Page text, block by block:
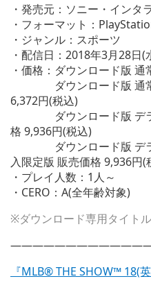
・発売元：ソニー・インタ
・フォーマット：
・ジャンル：スポーツ
・配信日：2018年3月28日(
・価格：ダウンロード版
ダウンロード版 通常
6,372円(税込)
ダウンロード版 デラ
格 9,936円(税込)
ダウンロード版 デラ
入限定版 販売価格 9,936円(
・プレイ人数：1人～
・CERO：A(全年齢対象)
※ダウンロード専用タイトル
『MLB® THE SHOW™ 18(